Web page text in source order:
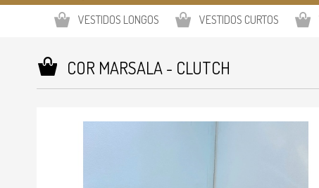
VESTIDOS LONGOS
VESTIDOS CURTOS
COR MARSALA - CLUTCH